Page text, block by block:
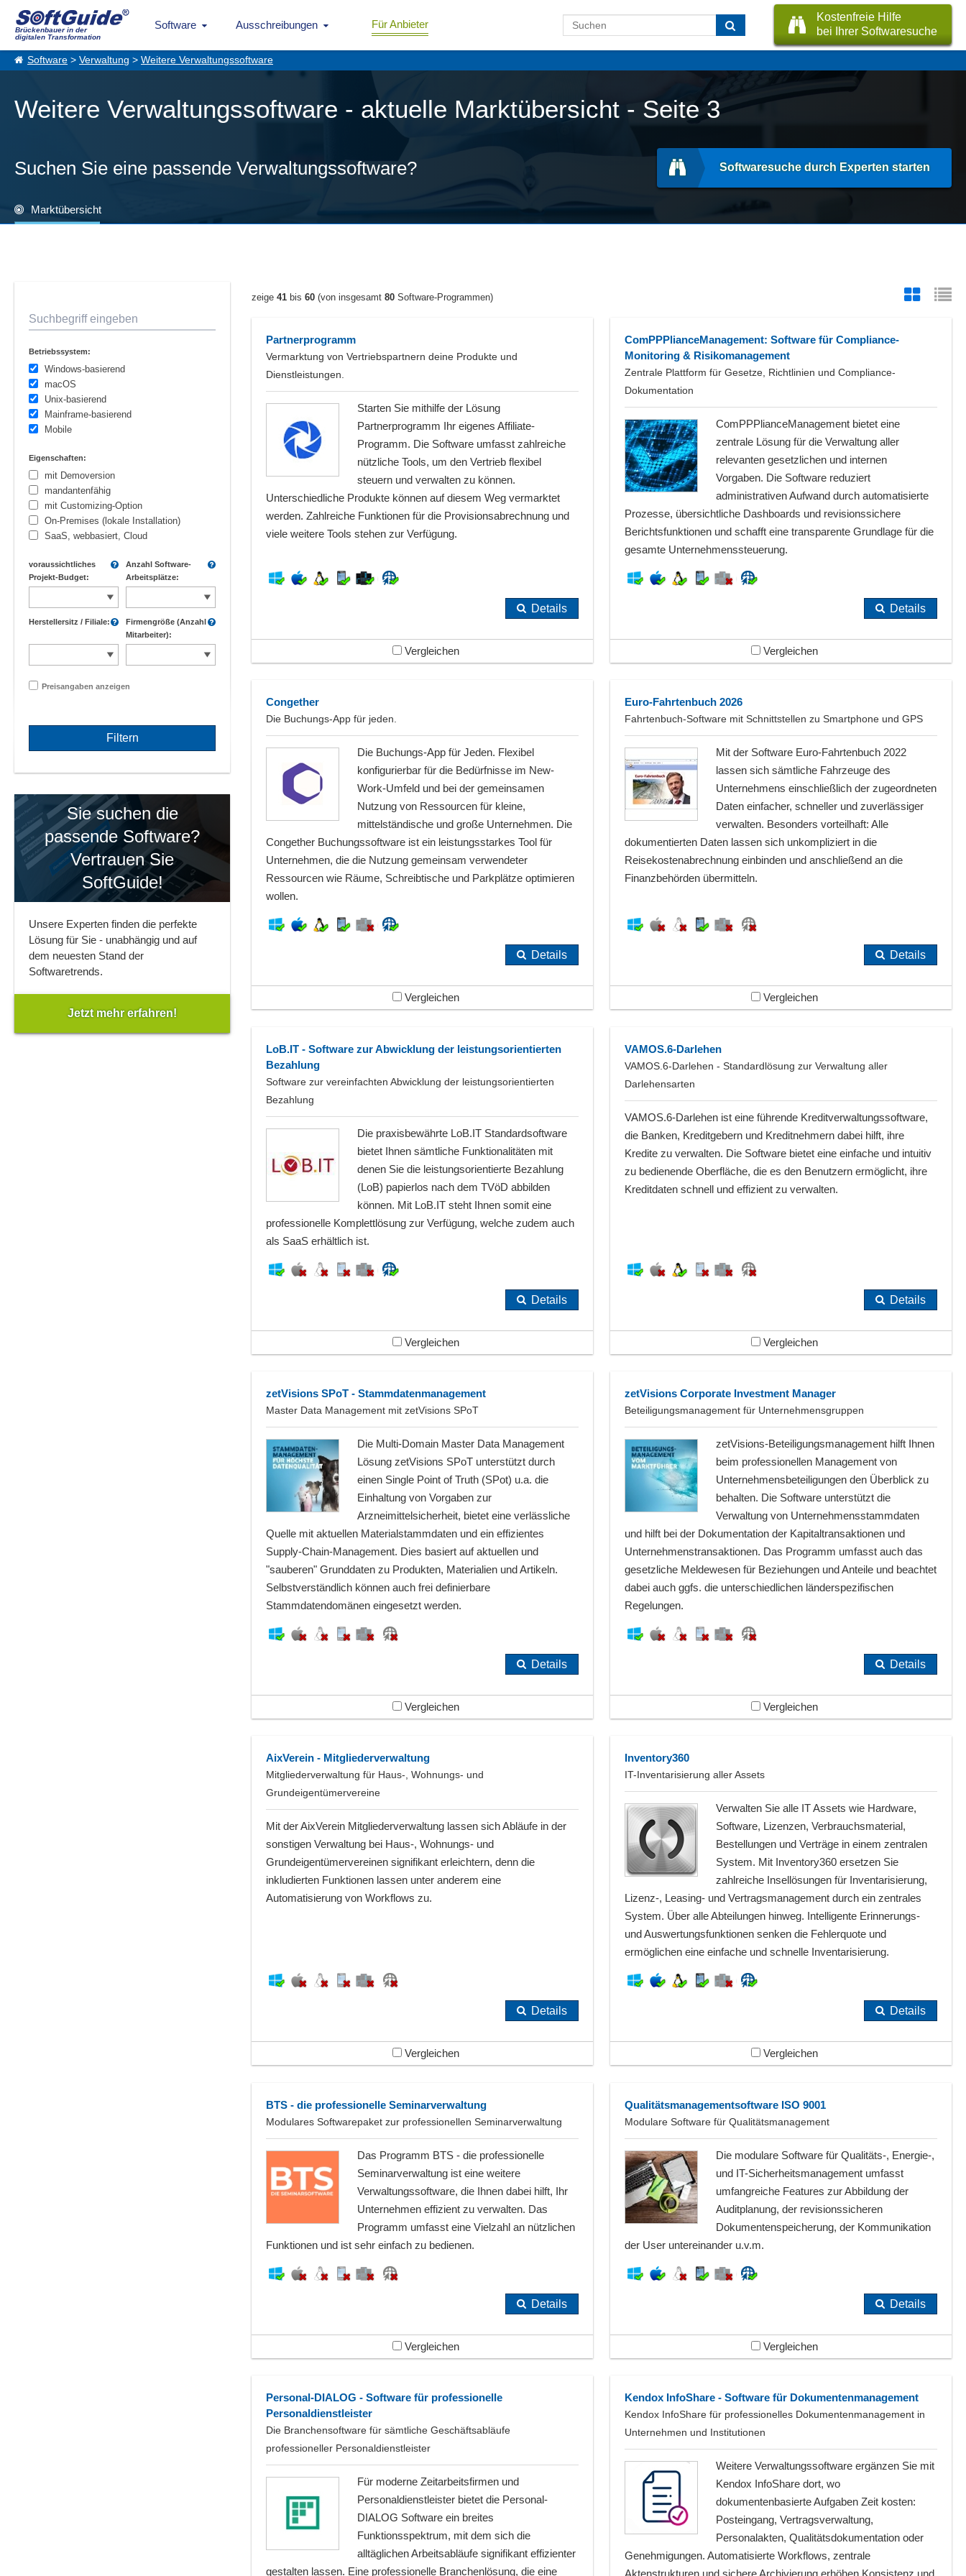
Brückenbauer in der
digitalen Transformation
Software Ausschreibungen Für Anbieter
Kostenfreie Hilfe
bei Ihrer Softwaresuche
Software > Verwaltung > Weitere Verwaltungssoftware
Weitere Verwaltungssoftware - aktuelle Marktübersicht - Seite 3
Suchen Sie eine passende Verwaltungssoftware? Softwaresuche durch Experten starten
Marktübersicht
zeige 41 bis 60 (von insgesamt 80 Software-Programmen)
Partnerprogramm
Vermarktung von Vertriebspartnern deine Produkte und
Dienstleistungen.
Starten Sie mithilfe der Lösung
Partnerprogramm Ihr eigenes Affiliate-
Programm. Die Software umfasst zahlreiche
nützliche Tools, um den Vertrieb flexibel
steuern und verwalten zu können.
Unterschiedliche Produkte können auf diesem Weg vermarktet
werden. Zahlreiche Funktionen für die Provisionsabrechnung und
viele weitere Tools stehen zur Verfügung.
Details
Vergleichen
ComPPPlianceManagement: Software für Compliance-
Monitoring & Risikomanagement
Zentrale Plattform für Gesetze, Richtlinien und Compliance-
Dokumentation
ComPPPlianceManagement bietet eine
zentrale Lösung für die Verwaltung aller
relevanten gesetzlichen und internen
Vorgaben. Die Software reduziert
administrativen Aufwand durch automatisierte
Prozesse, übersichtliche Dashboards und revisionssichere
Berichtsfunktionen und schafft eine transparente Grundlage für die
gesamte Unternehmenssteuerung.
Details
Vergleichen
Congether
Die Buchungs-App für jeden.
Die Buchungs-App für Jeden. Flexibel
konfigurierbar für die Bedürfnisse im New-
Work-Umfeld und bei der gemeinsamen
Nutzung von Ressourcen für kleine,
mittelständische und große Unternehmen. Die
Congether Buchungssoftware ist ein leistungsstarkes Tool für
Unternehmen, die die Nutzung gemeinsam verwendeter
Ressourcen wie Räume, Schreibtische und Parkplätze optimieren
wollen.
Details
Vergleichen
Euro-Fahrtenbuch 2026
Fahrtenbuch-Software mit Schnittstellen zu Smartphone und GPS
Mit der Software Euro-Fahrtenbuch 2022
lassen sich sämtliche Fahrzeuge des
Unternehmens einschließlich der zugeordneten
Daten einfacher, schneller und zuverlässiger
verwalten. Besonders vorteilhaft: Alle
dokumentierten Daten lassen sich unkompliziert in die
Reisekostenabrechnung einbinden und anschließend an die
Finanzbehörden übermitteln.
Details
Vergleichen
LoB.IT - Software zur Abwicklung der leistungsorientierten
Bezahlung
Software zur vereinfachten Abwicklung der leistungsorientierten
Bezahlung
Die praxisbewährte LoB.IT Standardsoftware
bietet Ihnen sämtliche Funktionalitäten mit
denen Sie die leistungsorientierte Bezahlung
(LoB) papierlos nach dem TVöD abbilden
können. Mit LoB.IT steht Ihnen somit eine
professionelle Komplettlösung zur Verfügung, welche zudem auch
als SaaS erhältlich ist.
Details
Vergleichen
VAMOS.6-Darlehen
VAMOS.6-Darlehen - Standardlösung zur Verwaltung aller
Darlehensarten
VAMOS.6-Darlehen ist eine führende Kreditverwaltungssoftware,
die Banken, Kreditgebern und Kreditnehmern dabei hilft, ihre
Kredite zu verwalten. Die Software bietet eine einfache und intuitiv
zu bedienende Oberfläche, die es den Benutzern ermöglicht, ihre
Kreditdaten schnell und effizient zu verwalten.
Details
Vergleichen
zetVisions SPoT - Stammdatenmanagement
Master Data Management mit zetVisions SPoT
Die Multi-Domain Master Data Management
Lösung zetVisions SPoT unterstützt durch
einen Single Point of Truth (SPot) u.a. die
Einhaltung von Vorgaben zur
Arzneimittelsicherheit, bietet eine verlässliche
Quelle mit aktuellen Materialstammdaten und ein effizientes
Supply-Chain-Management. Dies basiert auf aktuellen und
"sauberen" Grunddaten zu Produkten, Materialien und Artikeln.
Selbstverständlich können auch frei definierbare
Stammdatendomänen eingesetzt werden.
Details
Vergleichen
zetVisions Corporate Investment Manager
Beteiligungsmanagement für Unternehmensgruppen
zetVisions-Beteiligungsmanagement hilft Ihnen
beim professionellen Management von
Unternehmensbeteiligungen den Überblick zu
behalten. Die Software unterstützt die
Verwaltung von Unternehmensstammdaten
und hilft bei der Dokumentation der Kapitaltransaktionen und
Unternehmenstransaktionen. Das Programm umfasst auch das
gesetzliche Meldewesen für Beziehungen und Anteile und beachtet
dabei auch ggfs. die unterschiedlichen länderspezifischen
Regelungen.
Details
Vergleichen
AixVerein - Mitgliederverwaltung
Mitgliederverwaltung für Haus-, Wohnungs- und
Grundeigentümervereine
Mit der AixVerein Mitgliederverwaltung lassen sich Abläufe in der
sonstigen Verwaltung bei Haus-, Wohnungs- und
Grundeigentümervereinen signifikant erleichtern, denn die
inkludierten Funktionen lassen unter anderem eine
Automatisierung von Workflows zu.
Details
Vergleichen
Inventory360
IT-Inventarisierung aller Assets
Verwalten Sie alle IT Assets wie Hardware,
Software, Lizenzen, Verbrauchsmaterial,
Bestellungen und Verträge in einem zentralen
System. Mit Inventory360 ersetzen Sie
zahlreiche Insellösungen für Inventarisierung,
Lizenz-, Leasing- und Vertragsmanagement durch ein zentrales
System. Über alle Abteilungen hinweg. Intelligente Erinnerungs-
und Auswertungsfunktionen senken die Fehlerquote und
ermöglichen eine einfache und schnelle Inventarisierung.
Details
Vergleichen
BTS - die professionelle Seminarverwaltung
Modulares Softwarepaket zur professionellen Seminarverwaltung
Das Programm BTS - die professionelle
Seminarverwaltung ist eine weitere
Verwaltungssoftware, die Ihnen dabei hilft, Ihr
Unternehmen effizient zu verwalten. Das
Programm umfasst eine Vielzahl an nützlichen
Funktionen und ist sehr einfach zu bedienen.
Details
Vergleichen
Qualitätsmanagementsoftware ISO 9001
Modulare Software für Qualitätsmanagement
Die modulare Software für Qualitäts-, Energie-,
und IT-Sicherheitsmanagement umfasst
umfangreiche Features zur Abbildung der
Auditplanung, der revisionssicheren
Dokumentenspeicherung, der Kommunikation
der User untereinander u.v.m.
Details
Vergleichen
Personal-DIALOG - Software für professionelle
Personaldienstleister
Die Branchensoftware für sämtliche Geschäftsabläufe
professioneller Personaldienstleister
Für moderne Zeitarbeitsfirmen und
Personaldienstleister bietet die Personal-
DIALOG Software ein breites
Funktionsspektrum, mit dem sich die
alltäglichen Arbeitsabläufe signifikant effizienter
gestalten lassen. Eine professionelle Branchenlösung, die eine
Kendox InfoShare - Software für Dokumentenmanagement
Kendox InfoShare für professionelles Dokumentenmanagement in
Unternehmen und Institutionen
Weitere Verwaltungssoftware ergänzen Sie mit
Kendox InfoShare dort, wo
dokumentenbasierte Aufgaben Zeit kosten:
Posteingang, Vertragsverwaltung,
Personalakten, Qualitätsdokumentation oder
Genehmigungen. Automatisierte Workflows, zentrale
Aktenstrukturen und sichere Archivierung erhöhen Konsistenz und
Suchbegriff eingeben
Betriebssystem:
Windows-basierend
macOS
Unix-basierend
Mainframe-basierend
Mobile
Eigenschaften:
mit Demoversion
mandantenfähig
mit Customizing-Option
On-Premises (lokale Installation)
SaaS, webbasiert, Cloud
voraussichtliches
Projekt-Budget:
Anzahl Software-
Arbeitsplätze:
Herstellersitz / Filiale:
Firmengröße (Anzahl
Mitarbeiter):
Preisangaben anzeigen
Sie suchen die
passende Software?
Vertrauen Sie
SoftGuide!
Unsere Experten finden die perfekte
Lösung für Sie - unabhängig und auf
dem neuesten Stand der
Softwaretrends.
Jetzt mehr erfahren!